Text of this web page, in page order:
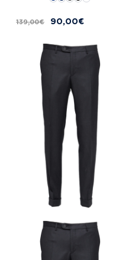
139,00 € 90,00 €